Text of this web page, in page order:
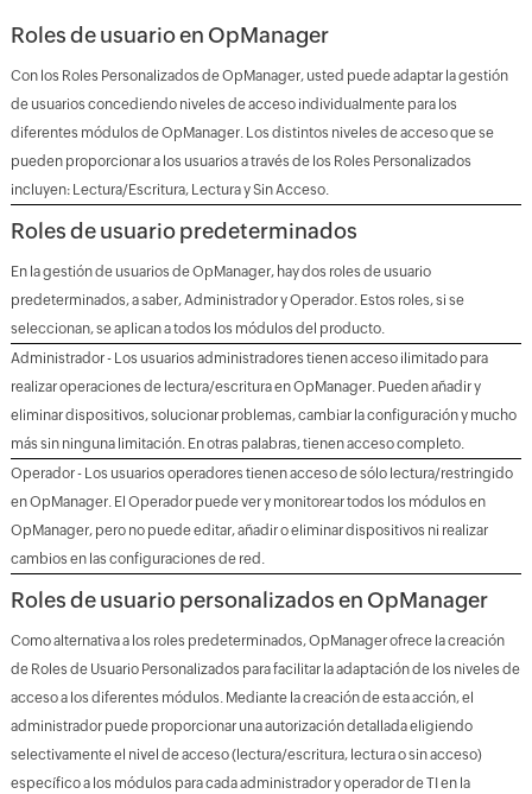
Roles de usuario en OpManager
Con los Roles Personalizados de OpManager, usted puede adaptar la gestión
de usuarios concediendo niveles de acceso individualmente para los
diferentes módulos de OpManager. Los distintos niveles de acceso que se
pueden proporcionar a los usuarios a través de los Roles Personalizados
incluyen: Lectura/Escritura, Lectura y Sin Acceso.
Roles de usuario predeterminados
En la gestión de usuarios de OpManager, hay dos roles de usuario
predeterminados, a saber, Administrador y Operador. Estos roles, si se
seleccionan, se aplican a todos los módulos del producto.
Administrador - Los usuarios administradores tienen acceso ilimitado para
realizar operaciones de lectura/escritura en OpManager. Pueden añadir y
eliminar dispositivos, solucionar problemas, cambiar la configuración y mucho
más sin ninguna limitación. En otras palabras, tienen acceso completo.
Operador - Los usuarios operadores tienen acceso de sólo lectura/restringido
en OpManager. El Operador puede ver y monitorear todos los módulos en
OpManager, pero no puede editar, añadir o eliminar dispositivos ni realizar
cambios en las configuraciones de red.
Roles de usuario personalizados en OpManager
Como alternativa a los roles predeterminados, OpManager ofrece la creación
de Roles de Usuario Personalizados para facilitar la adaptación de los niveles de
acceso a los diferentes módulos. Mediante la creación de esta acción, el
administrador puede proporcionar una autorización detallada eligiendo
selectivamente el nivel de acceso (lectura/escritura, lectura o sin acceso)
específico a los módulos para cada administrador y operador de TI en la